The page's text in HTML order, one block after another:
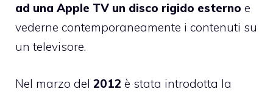
ad una Apple TV un disco rigido esterno e
vederne contemporaneamente i contenuti su
un televisore.
Nel marzo del 2012 è stata introdotta la